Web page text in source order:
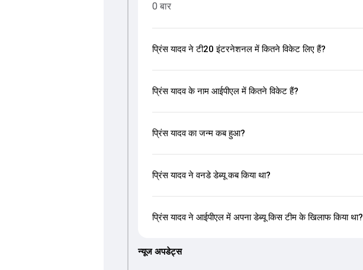
0 बार
प्रिंस यादव ने टी20 इंटरनेशनल में कितने विकेट लिए हैं?
प्रिंस यादव के नाम आईपीएल में कितने विकेट हैं?
प्रिंस यादव का जन्म कब हुआ?
प्रिंस यादव ने वनडे डेब्यू कब किया था?
प्रिंस यादव ने आईपीएल में अपना डेब्यू किस टीम के खिलाफ किया था?
न्यूज अपडेट्स